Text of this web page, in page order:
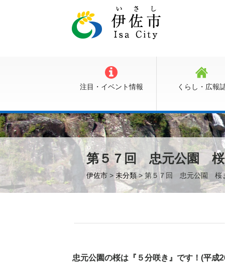
注目・イベント情報 くらし・広報
第５７回 忠元公園 桜
伊佐市 >未分類> 第５７回 忠元公園 桜
忠元公園の桜は『５分咲き』です！(平成